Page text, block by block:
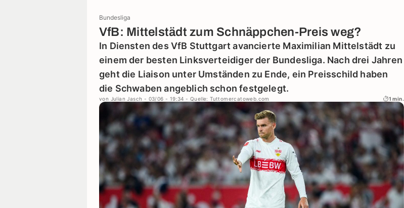
Bundesliga
VfB: Mittelstädt zum Schnäppchen-Preis weg?
In Diensten des VfB Stuttgart avancierte Maximilian Mittelstädt zu
einem der besten Linksverteidiger der Bundesliga. Nach drei Jahren
geht die Liaison unter Umständen zu Ende, ein Preisschild haben
die Schwaben angeblich schon festgelegt.
von Julian Jasch - 03/06 - 19:34 - Quelle: Tuttomercatoweb.com 1 min.